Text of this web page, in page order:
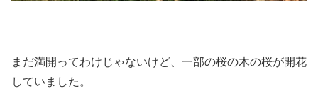
まだ満開ってわけじゃないけど、一部の桜の木の桜が開花
していました。